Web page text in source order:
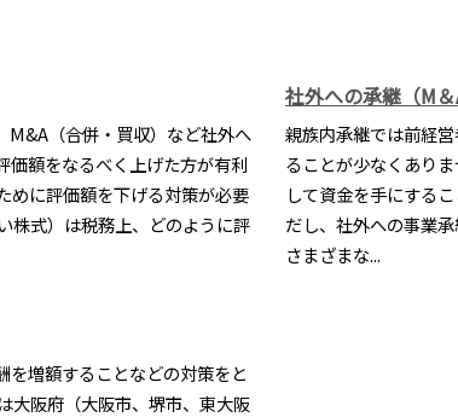
M&A（合併・買収）など社外へ
価額をなるべく上げた方が有利
めに評価額を下げる対策が必要
株式）は税務上、どのように評
社外への承継（M
親族内承継では前経
ることが少なくあり
して資金を手にする
だし、社外への事業
さまざまな...
を増額することなどの対策をと
大阪府（大阪市、堺市、東大阪